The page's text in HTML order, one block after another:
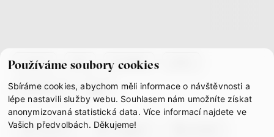
Používáme soubory cookies
Sbíráme cookies, abychom měli informace o návštěvnosti a
lépe nastavili služby webu. Souhlasem nám umožníte získat
anonymizovaná statistická data. Více informací najdete ve
Vašich předvolbách. Děkujeme!
co je if tým kontakty
partnerství gdpr
facebook instagram